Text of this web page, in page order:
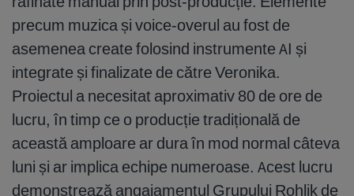
precum muzica și voice-overul au fost de
asemenea create folosind instrumente AI și
integrate și finalizate de către Veronika.
Proiectul a necesitat aproximativ 80 de ore de
lucru, în timp ce o producție tradițională de
această amploare ar dura în mod normal câteva
luni și ar implica echipe numeroase. Acest lucru
demonstrează angajamentul Grupului Rohlik de